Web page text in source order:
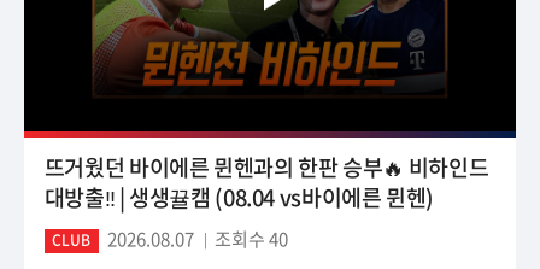
뜨거웠던 바이에른 뮌헨과의 한판 승부🔥 비하인드
대방출‼️ | 생생뀰캠 (08.04 vs바이에른 뮌헨)
CLUB 2026.08.07 조회수 40